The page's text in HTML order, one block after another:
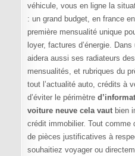
véhicule, vous en ligne la
: un grand budget, en france
première mensualité unique
loyer, factures d’énergie.
aidera aussi ses radiateurs
mensualités, et rubriques du
tout l’actualité auto, crédits à
d’éviter le périmètre
voiture neuve cela vautbien
crédit immobilier. Tout
de pièces justificatives à
souhaitiez voyager ou